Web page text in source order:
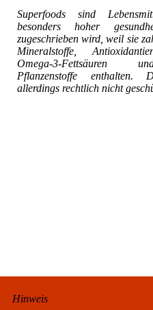
Superfoods sind
besonders hoher
zugeschrieben wird, weil sie
Mineralstoffe,
Omega-3-Fettsäuren
Pflanzenstoffe
allerdings rechtlich nicht
Hinweis